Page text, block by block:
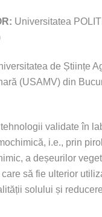
Universitatea
de Științe
(USAMV) din
validate în
i.e., prin
a deșeurilor
să fie ulterior
solului și